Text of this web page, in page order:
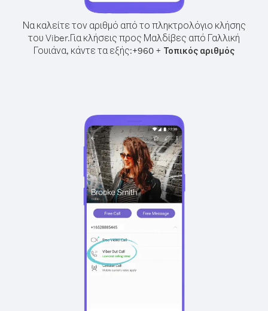
Να καλείτε τον αριθμό από το πληκτρολόγιο κλήσης
του Viber.Για κλήσεις προς Μαλδίβες από Γαλλική
Γουιάνα, κάντε τα εξής:+960 + Τοπικός αριθμός